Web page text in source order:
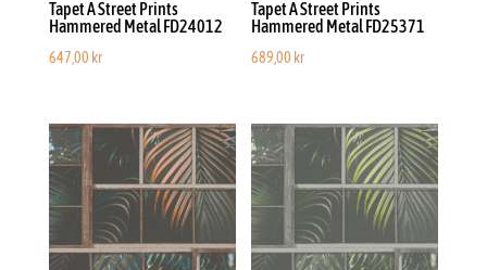
Tapet A Street Prints
Hammered Metal FD24012
647,00 kr
Tapet A Street Prints
Hammered Metal FD25371
689,00 kr